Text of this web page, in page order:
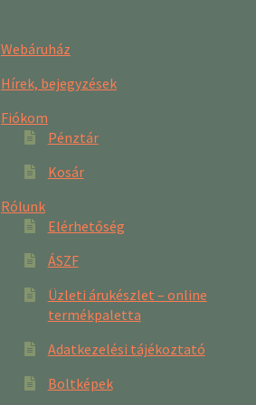
Webáruház
Hírek, bejegyzések
Fiókom
Pénztár
Kosár
Rólunk
Elérhetőség
ÁSZF
Üzleti árukészlet – online
termékpaletta
Adatkezelési tájékoztató
Boltképek